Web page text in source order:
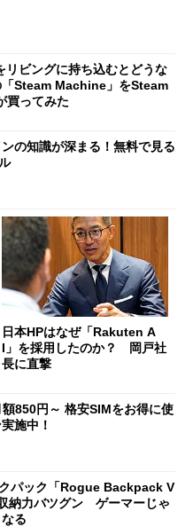
リビングに持ち込むとどうな
Steam Machine」をSteam
買ってみた
ンの知識が深まる！無料で見る
日本HPはなぜ「Rakuten A
I」を採用したのか？ 岡戸社
長に直撃
850円～ 格安SIMをお得に使
施中！
パック「Rogue Backpack V
納力バツグン ゲーマーじゃ
る